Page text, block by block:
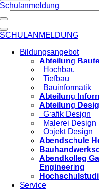
Schulanmeldung
SCHULANMELDUNG
Bildungsangebot
Abteilung
Hochbau
Tiefbau
Bauinformatik
Abteilung
Abteilung
Grafik Design
Malerei Design
Objekt Design
Abendschule
Abendkolleg
Engineering
Service